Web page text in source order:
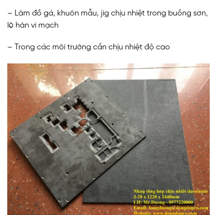
– Làm đồ gá, khuôn mẫu, jig chịu nhiệt trong buồng sơn,
lò hàn vi mạch
– Trong các môi trường cần chịu nhiệt độ cao